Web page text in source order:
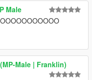
Male
Male | Franklin)